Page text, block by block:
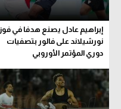
رياضة نسائية
آسيا
أمريكا
ركن الألعاب
إبراهيم عادل يصنع هدفا في فوز
نورشيلاند على فالور بتصفيات
دوري المؤتمر الأوروبي